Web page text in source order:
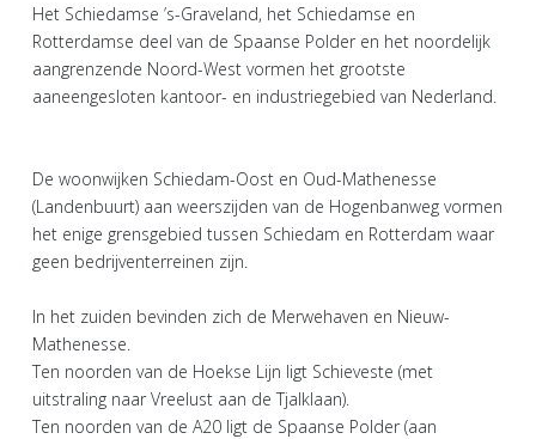
Het Schiedamse ’s-Graveland, het Schiedamse en
Rotterdamse deel van de Spaanse Polder en het noordelijk
aangrenzende Noord-West vormen het grootste
aaneengesloten kantoor- en industriegebied van Nederland.
De woonwijken Schiedam-Oost en Oud-Mathenesse
(Landenbuurt) aan weerszijden van de Hogenbanweg vormen
het enige grensgebied tussen Schiedam en Rotterdam waar
geen bedrijventerreinen zijn.
In het zuiden bevinden zich de Merwehaven en Nieuw-
Mathenesse.
Ten noorden van de Hoekse Lijn ligt Schieveste (met
uitstraling naar Vreelust aan de Tjalklaan).
Ten noorden van de A20 ligt de Spaanse Polder (aan